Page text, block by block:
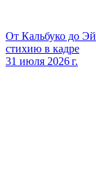
От Кальбуко до
стихию в кадре
31 июля 2026 г.